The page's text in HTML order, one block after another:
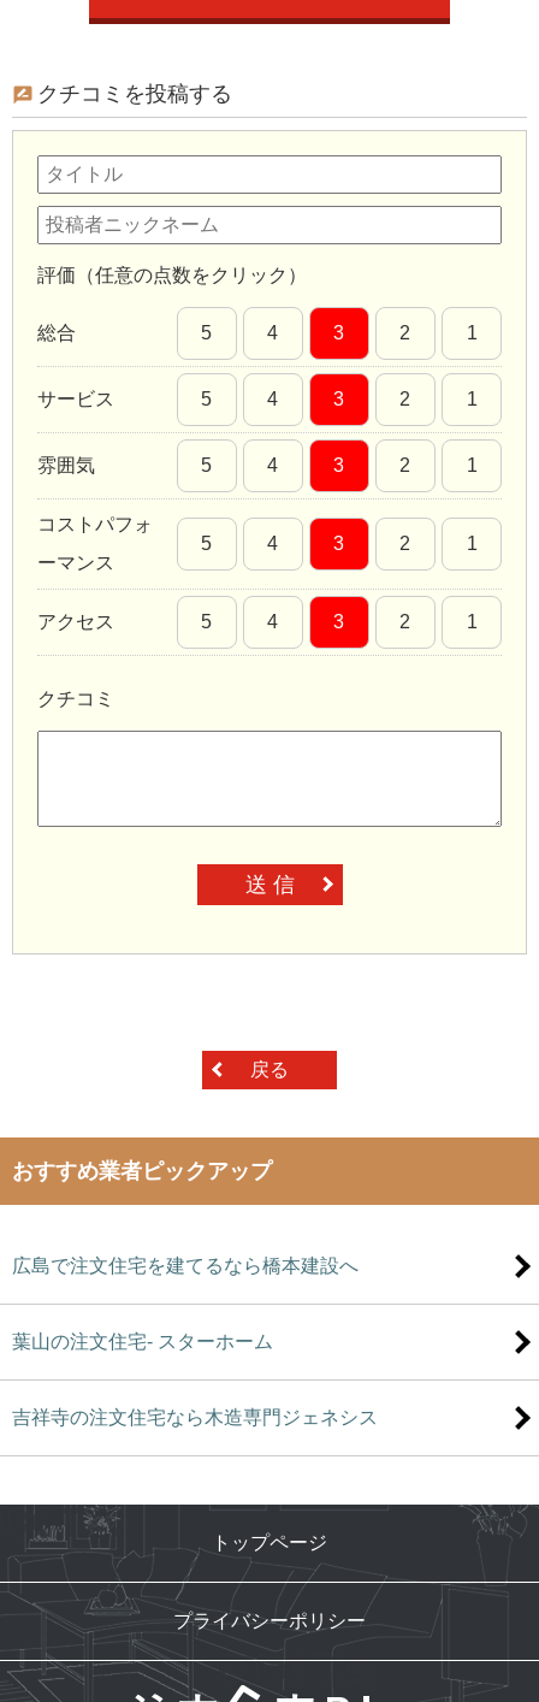
クチコミを投稿する
評価（任意の点数をクリック）
総合 5 4 3 2 1
サービス 5 4 3 2 1
雰囲気 5 4 3 2 1
コストパフォ
ーマンス
5 4 3 2 1
アクセス 5 4 3 2 1
クチコミ
送 信
戻る
おすすめ業者ピックアップ
広島で注文住宅を建てるなら橋本建設へ
葉山の注文住宅- スターホーム
吉祥寺の注文住宅なら木造専門ジェネシス
トップページ
プライバシーポリシー